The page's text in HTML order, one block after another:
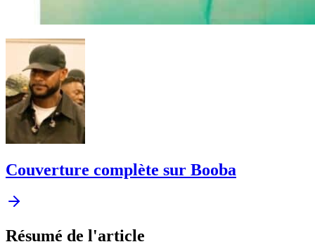
Couverture complète sur Booba
Résumé de l'article